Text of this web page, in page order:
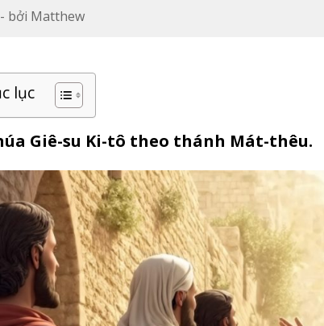
bởi Matthew
lục
Giê-su Ki-tô theo thánh Mát-thêu.